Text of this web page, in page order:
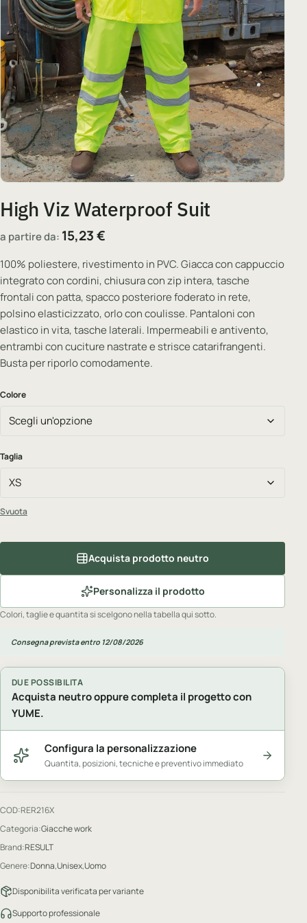
High Viz Waterproof Suit
a partire da: 15,23€
100% poliestere, rivestimento in PVC. Giacca con cappuccio
integrato con cordini, chiusura con zip intera, tasche
frontali con patta, spacco posteriore foderato in rete,
polsino elasticizzato, orlo con coulisse. Pantaloni con
elastico in vita, tasche laterali. Impermeabili e antivento,
entrambi con cuciture nastrate e strisce catarifrangenti.
Busta per riporlo comodamente.
Colore
Taglia
Svuota
Acquista prodotto neutro
Personalizza il prodotto
Colori, taglie e quantita si scelgono nella tabella qui sotto.
Consegna prevista entro 12/08/2026
DUE POSSIBILITA
Acquista neutro oppure completa il progetto con
YUME.
Configura la personalizzazione
Quantita, posizioni, tecniche e preventivo immediato
COD:RER216X
Categoria:Giacche work
Brand:RESULT
Genere:Donna,Unisex,Uomo
Disponibilita verificata per variante
Supporto professionale